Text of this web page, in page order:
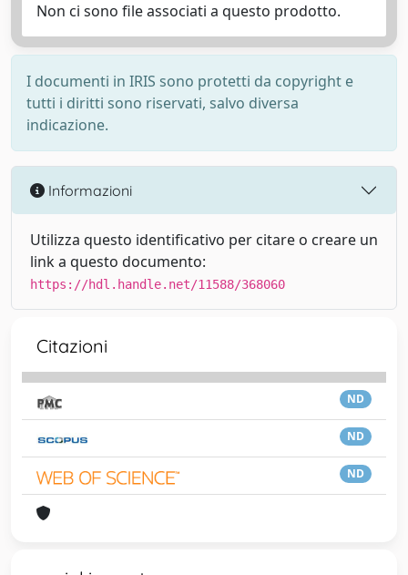
Non ci sono file associati a questo prodotto.
I documenti in IRIS sono protetti da copyright e
tutti i diritti sono riservati, salvo diversa
indicazione.
Informazioni
Utilizza questo identificativo per citare o creare un
link a questo documento:
https://hdl.handle.net/11588/368060
Citazioni
ND
ND
ND